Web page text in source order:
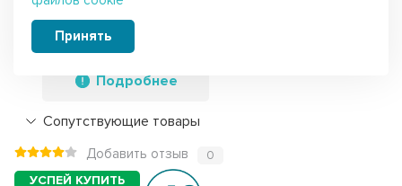
воды ИТА полипропиленовый PP 5" 50
мкм, KMF30105-50
Подробнее
Сопутствующие товары
Добавить отзыв 0
Принять